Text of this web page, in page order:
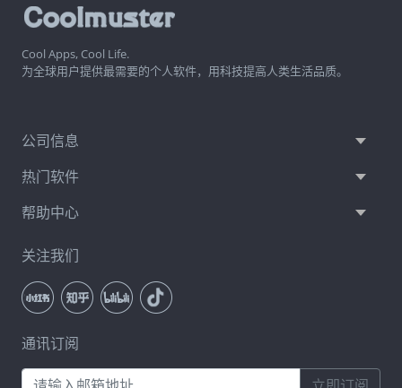
Cool Apps, Cool Life.
为全球用户提供最需要的个人软件，用科技提高人类生活品质。
公司信息
热门软件
帮助中心
关注我们
通讯订阅